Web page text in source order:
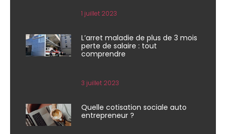
1 juillet 2023
L’arret maladie de plus de 3 mois
perte de salaire : tout
comprendre
3 juillet 2023
Quelle cotisation sociale auto
entrepreneur ?